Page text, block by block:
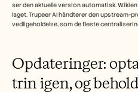
ser den aktuelle version automatisk.
laget. Trupeer AI håndterer den upstream-
vedligeholdelse, som de fleste
Opdateringer:
trin igen, og